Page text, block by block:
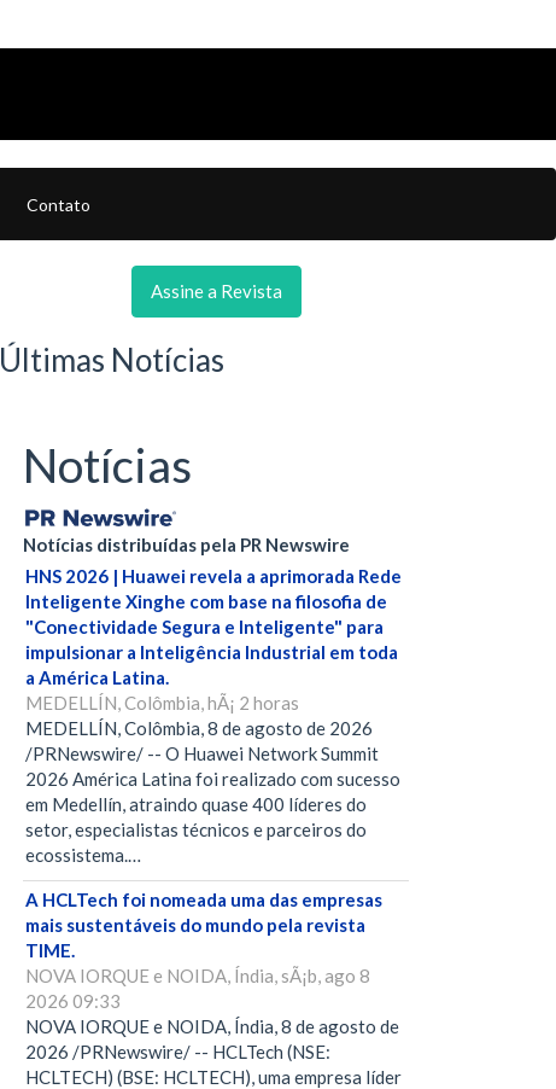
Contato
Assine a Revista
Últimas Notícias
Notícias
Notícias distribuídas pela PR Newswire
HNS 2026 | Huawei revela a aprimorada Rede
Inteligente Xinghe com base na filosofia de
"Conectividade Segura e Inteligente" para
impulsionar a Inteligência Industrial em toda
a América Latina.
MEDELLÍN, Colômbia, hÃ¡ 2 horas
MEDELLÍN, Colômbia, 8 de agosto de 2026
/PRNewswire/ -- O Huawei Network Summit
2026 América Latina foi realizado com sucesso
em Medellín, atraindo quase 400 líderes do
setor, especialistas técnicos e parceiros do
ecossistema.…
A HCLTech foi nomeada uma das empresas
mais sustentáveis do mundo pela revista
TIME.
NOVA IORQUE e NOIDA, Índia, sÃ¡b, ago 8
2026 09:33
NOVA IORQUE e NOIDA, Índia, 8 de agosto de
2026 /PRNewswire/ -- HCLTech (NSE:
HCLTECH) (BSE: HCLTECH), uma empresa líder